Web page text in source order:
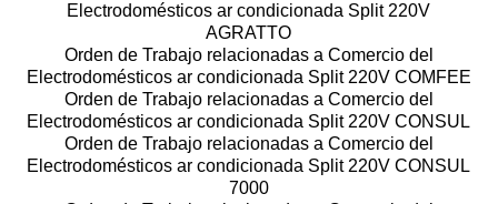
Electrodomésticos ar condicionada Split 220V
AGRATTO
Orden de Trabajo relacionadas a Comercio del
Electrodomésticos ar condicionada Split 220V COMFEE
Orden de Trabajo relacionadas a Comercio del
Electrodomésticos ar condicionada Split 220V CONSUL
Orden de Trabajo relacionadas a Comercio del
Electrodomésticos ar condicionada Split 220V CONSUL
7000